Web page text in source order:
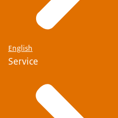
English
Service